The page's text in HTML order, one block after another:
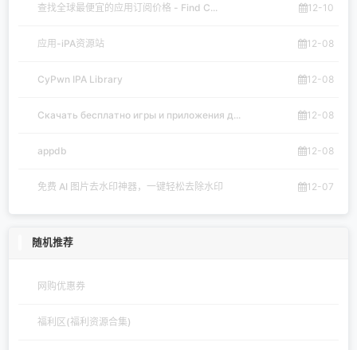
查找全球最便宜的应用订阅价格 - Find C... 12-10
应用-iPA资源站 12-08
CyPwn IPA Library 12-08
Скачать бесплатно игры и приложения д... 12-08
appdb 12-08
免费 AI 图片去水印神器，一键轻松去除水印 12-07
随机推荐
网购优惠券
福利区(福利资源合集)